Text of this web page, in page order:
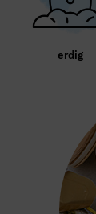
erdig